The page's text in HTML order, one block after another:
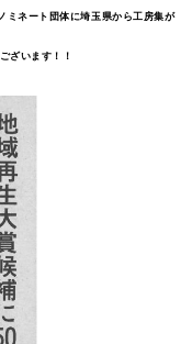
ミネート団体に埼玉県から工房集が
ざいます！！